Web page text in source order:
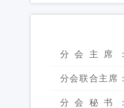
分会主席：
分会联合主席：
分会秘书：